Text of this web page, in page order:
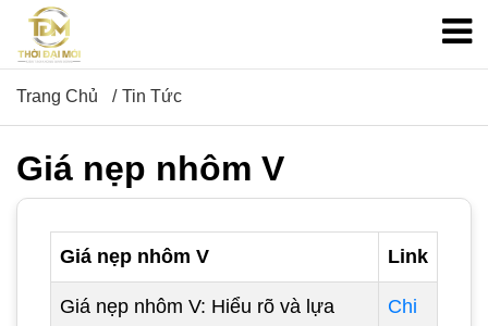
Trang Chủ Tin Tức
Giá nẹp nhôm V
Giá nẹp nhôm V Link
Giá nẹp nhôm V: Hiểu rõ và lựa
Chi